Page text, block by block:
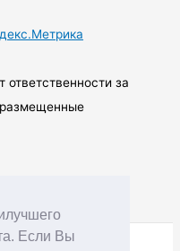
Если Вы
за
размещенные